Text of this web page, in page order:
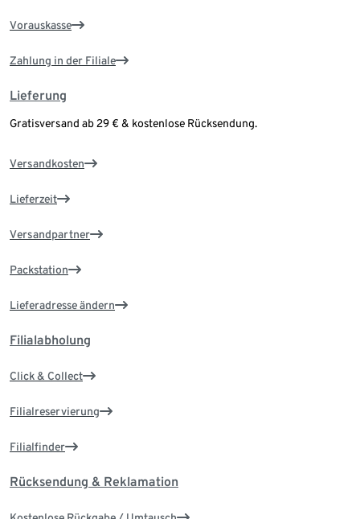
Vorauskasse
Zahlung in der Filiale
Lieferung
Gratisversand ab 29 € & kostenlose Rücksendung.
Versandkosten
Lieferzeit
Versandpartner
Packstation
Lieferadresse ändern
Filialabholung
Click & Collect
Filialreservierung
Filialfinder
Rücksendung & Reklamation